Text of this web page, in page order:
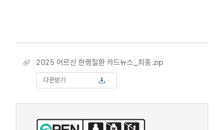
2025 어르신 한랭질환 카드뉴스_최종.zip
다운받기